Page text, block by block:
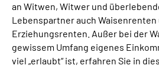
an Witwen, Witwer und
Lebenspartner auch Waisenrenten
Erziehungsrenten. Außer bei der
gewissem Umfang eigenes
viel „erlaubt“ ist, erfahren Sie in